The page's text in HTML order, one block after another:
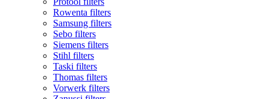
Rowenta filters
Samsung filters
Sebo filters
Siemens filters
Stihl filters
Taski filters
Thomas filters
Vorwerk filters